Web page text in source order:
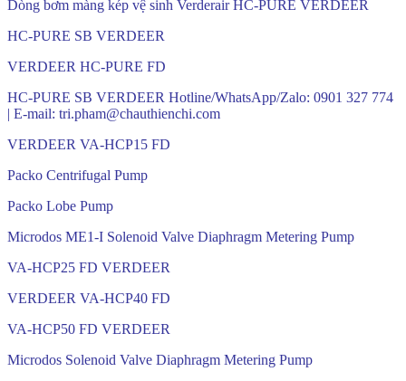
Dòng bơm màng kép vệ sinh Verderair HC-PURE VERDEER
HC-PURE SB VERDEER
VERDEER HC-PURE FD
HC-PURE SB VERDEER Hotline/WhatsApp/Zalo: 0901 327 774
| E-mail: tri.pham@chauthienchi.com
VERDEER VA-HCP15 FD
Packo Centrifugal Pump
Packo Lobe Pump
Microdos ME1-I Solenoid Valve Diaphragm Metering Pump
VA-HCP25 FD VERDEER
VERDEER VA-HCP40 FD
VA-HCP50 FD VERDEER
Microdos Solenoid Valve Diaphragm Metering Pump